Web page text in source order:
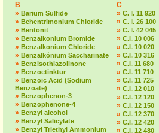
B
» Barium Sulfide
» Behentrimonium Chloride
» Bentonit
» Benzalkonium Bromide
» Benzalkonium Chloride
» Benzalkónium Saccharinate
» Benzisothiazolinone
» Benzoetinktur
» Benzoic Acid (Sodium
Benzoate)
» Benzophenon-3
» Benzophenone-4
» Benzyl alcohol
» Benzyl Salicylate
» Benzyl Triethyl Ammonium
C
» C. I. 11 920
» C. I. 26 100
» C. I. 42 045
» C.I. 10 006
» C.I. 10 020
» C.I. 10 316
» C.I. 11 680
» C.I. 11 710
» C.I. 11 725
» C.I. 12 010
» C.I. 12 120
» C.I. 12 150
» C.I. 12 370
» C.I. 12 420
» C.I. 12 480